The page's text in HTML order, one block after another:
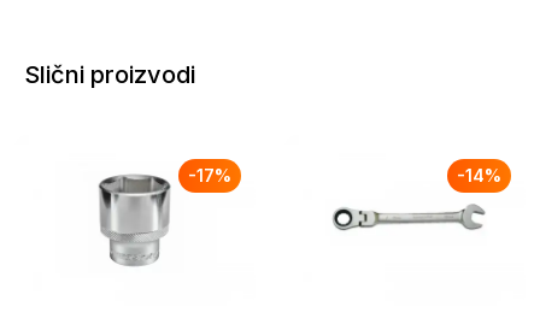
Slični proizvodi
-17% -14%